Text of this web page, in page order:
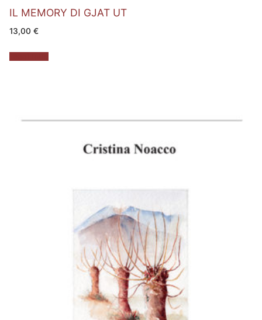
IL MEMORY DI GJAT UT
13,00 €